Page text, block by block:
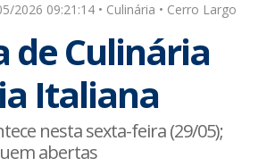
2026 09:21:14 • Culinária • Cerro Largo
de Culinária
Italiana
nesta sexta-feira (29/05);
abertas